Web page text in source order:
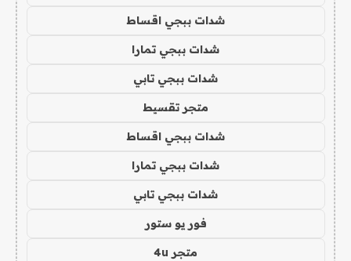
شدات ببجي اقساط
شدات ببجي تمارا
شدات ببجي تابي
متجر تقسيط
شدات ببجي اقساط
شدات ببجي تمارا
شدات ببجي تابي
فور يو ستور
متجر 4u